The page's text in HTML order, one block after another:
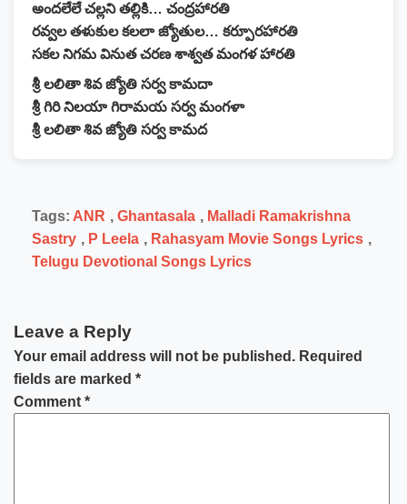
అందలేలే చల్లని తల్లికి… చంద్రహారతి
రవ్వల తళుకుల కలలా జ్యోతుల… కర్పూరహారతి
సకల నిగమ వినుత చరణ శాశ్వత మంగళ హారతి
శ్రీ లలితా శివ జ్యోతి సర్వ కామదా
శ్రీ గిరి నిలయా గిరామయ సర్వ మంగళా
శ్రీ లలితా శివ జ్యోతి సర్వ కామద
Tags: ANR , Ghantasala , Malladi Ramakrishna
Sastry , P Leela , Rahasyam Movie Songs Lyrics ,
Telugu Devotional Songs Lyrics
Leave a Reply
Your email address will not be published. Required
fields are marked *
Comment *